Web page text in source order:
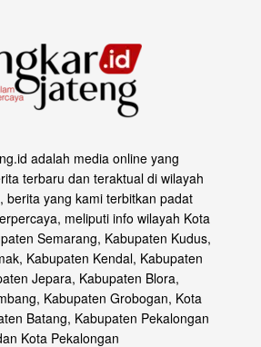
adalah media online yang
terbaru dan teraktual di wilayah
berita yang kami terbitkan padat
meliputi info wilayah Kota
Semarang, Kabupaten Kudus,
Kabupaten Kendal, Kabupaten
Jepara, Kabupaten Blora,
Kabupaten Grobogan, Kota
Batang, Kabupaten Pekalongan
Kota Pekalongan